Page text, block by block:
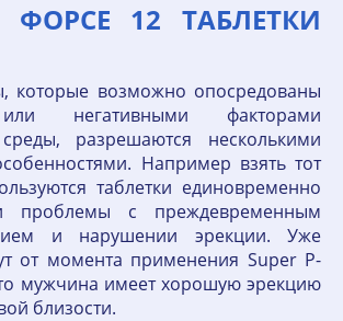
ФОРСЕ 12 ТАБЛЕТКИ
которые возможно опосредованы
негативными факторами
разрешаются несколькими
Например взять тот
таблетки единовременно
проблемы с преждевременным
и нарушении эрекции. Уже
от момента применения Super P-
мужчина имеет хорошую эрекцию
близости.